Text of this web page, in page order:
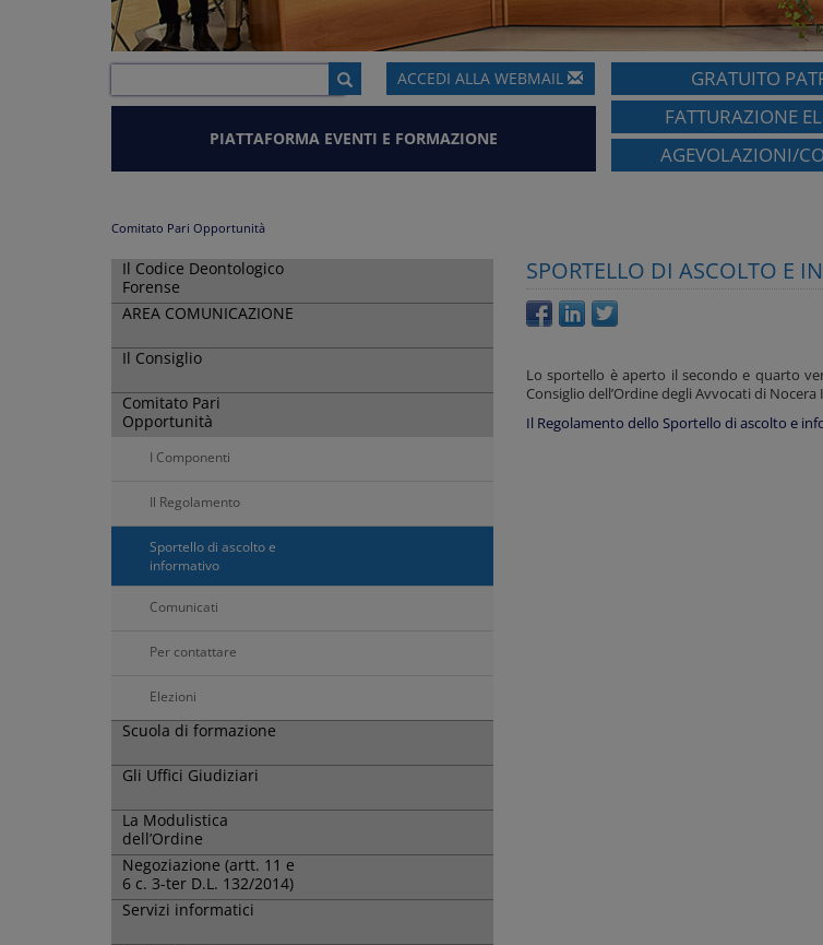
ACCEDI ALLAWEBMAIL
PIATTAFORMA EVENTI E FORMAZIONE
GRATUITO
FATTURAZIONE
AGEVOLAZIONI/
Comitato Pari Opportunità
Il Codice Deontologico
Forense
AREA COMUNICAZIONE
Il Consiglio
Comitato Pari
Opportunità
I Componenti
Il Regolamento
Sportello di ascolto e
informativo
Comunicati
Per contattare
Elezioni
Scuola di formazione
Gli Uffici Giudiziari
La Modulistica
dell’Ordine
Negoziazione (artt. 11 e
6 c. 3-ter D.L. 132/2014)
Servizi informatici
SPORTELLO DI ASCOLTO E
Lo sportello è aperto il secondo e quarto
Consiglio dell’Ordine degli Avvocati di
Il Regolamento dello Sportello di ascolto e